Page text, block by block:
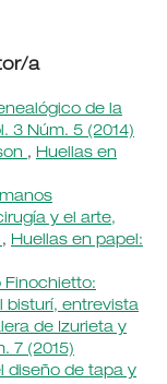
a
de la
3 Núm. 5 (2014)
, Huellas en
y el arte,
, Huellas en papel:
Finochietto:
bisturí, entrevista
de Izurieta y
7 (2015)
diseño de tapa y